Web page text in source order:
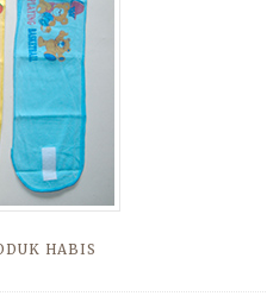
HABIS